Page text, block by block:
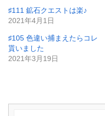
♯111 鉱石クエストは楽♪
2021年4月1日
♯105 色違い捕まえたらコレ
貰いました
2021年3月19日